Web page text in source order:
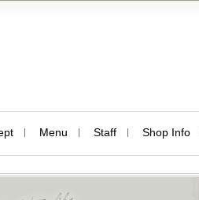
Menu Staff Shop Info